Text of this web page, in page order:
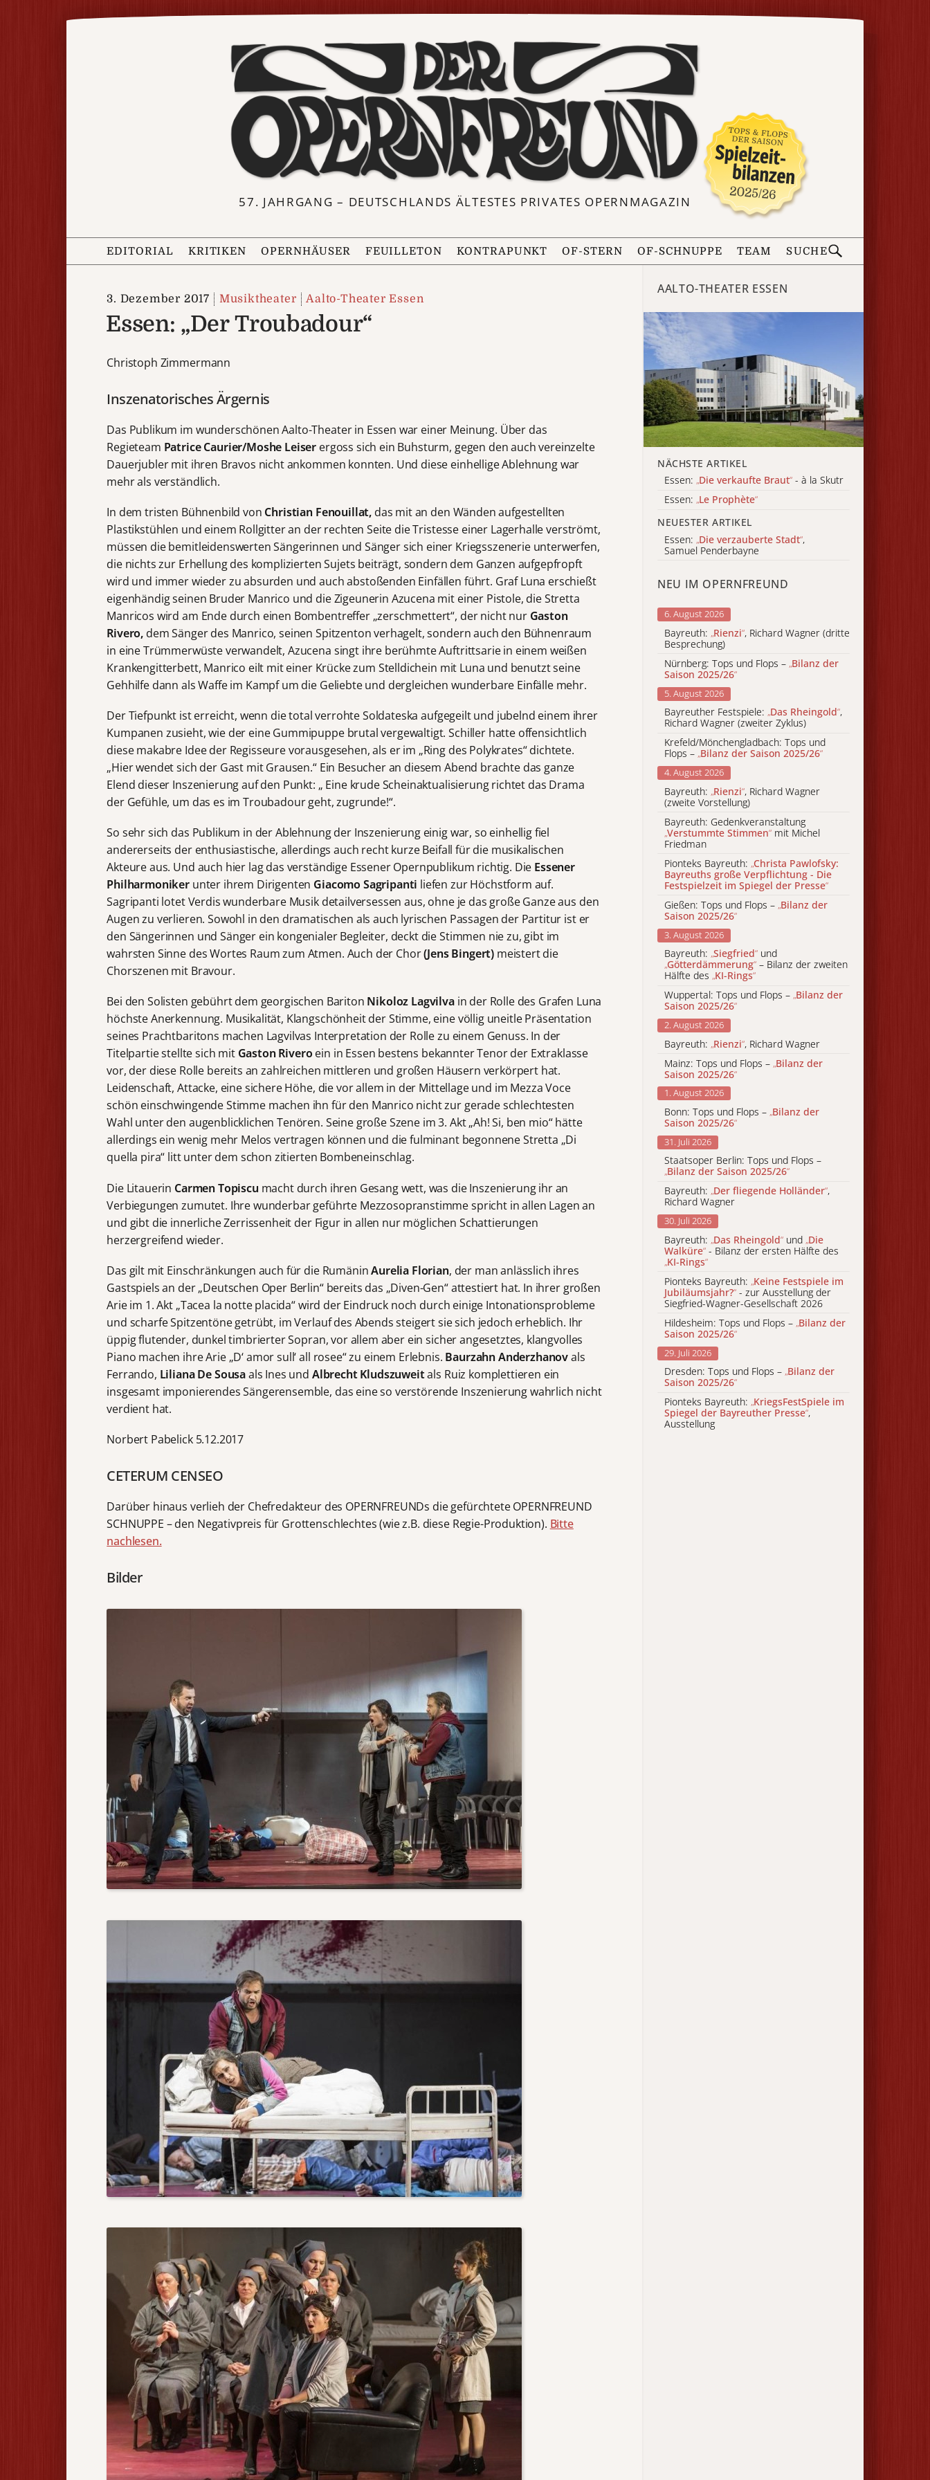
57. JAHRGANG – DEUTSCHLANDS ÄLTESTES PRIVATES OPERNMAGAZIN
EDITORIAL KRITIKEN OPERNHÄUSER FEUILLETON KONTRAPUNKT OF-STERN OF-SCHNUPPE TEAM SUCHE
3. Dezember 2017 Musiktheater Aalto-Theater Essen
Essen: „Der Troubadour“
Christoph Zimmermann
Inszenatorisches Ärgernis
Das Publikum im wunderschönen Aalto-Theater in Essen war einer Meinung. Über das
Regieteam Patrice Caurier/Moshe Leiser ergoss sich ein Buhsturm, gegen den auch vereinzelte
Dauerjubler mit ihren Bravos nicht ankommen konnten. Und diese einhellige Ablehnung war
mehr als verständlich.
In dem tristen Bühnenbild von Christian Fenouillat, das mit an den Wänden aufgestellten
Plastikstühlen und einem Rollgitter an der rechten Seite die Tristesse einer Lagerhalle verströmt,
müssen die bemitleidenswerten Sängerinnen und Sänger sich einer Kriegsszenerie unterwerfen,
die nichts zur Erhellung des komplizierten Sujets beiträgt, sondern dem Ganzen aufgepfropft
wird und immer wieder zu absurden und auch abstoßenden Einfällen führt. Graf Luna erschießt
eigenhändig seinen Bruder Manrico und die Zigeunerin Azucena mit einer Pistole, die Stretta
Manricos wird am Ende durch einen Bombentreffer „zerschmettert“, der nicht nur Gaston
Rivero, dem Sänger des Manrico, seinen Spitzenton verhagelt, sondern auch den Bühnenraum
in eine Trümmerwüste verwandelt, Azucena singt ihre berühmte Auftrittsarie in einem weißen
Krankengitterbett, Manrico eilt mit einer Krücke zum Stelldichein mit Luna und benutzt seine
Gehhilfe dann als Waffe im Kampf um die Geliebte und dergleichen wunderbare Einfälle mehr.
Der Tiefpunkt ist erreicht, wenn die total verrohte Soldateska aufgegeilt und jubelnd einem ihrer
Kumpanen zusieht, wie der eine Gummipuppe brutal vergewaltigt. Schiller hatte offensichtlich
diese makabre Idee der Regisseure vorausgesehen, als er im „Ring des Polykrates“ dichtete.
„Hier wendet sich der Gast mit Grausen.“ Ein Besucher an diesem Abend brachte das ganze
Elend dieser Inszenierung auf den Punkt: „ Eine krude Scheinaktualisierung richtet das Drama
der Gefühle, um das es im Troubadour geht, zugrunde!“.
So sehr sich das Publikum in der Ablehnung der Inszenierung einig war, so einhellig fiel
andererseits der enthusiastische, allerdings auch recht kurze Beifall für die musikalischen
Akteure aus. Und auch hier lag das verständige Essener Opernpublikum richtig. Die Essener
Philharmoniker unter ihrem Dirigenten Giacomo Sagripanti liefen zur Höchstform auf.
Sagripanti lotet Verdis wunderbare Musik detailversessen aus, ohne je das große Ganze aus den
Augen zu verlieren. Sowohl in den dramatischen als auch lyrischen Passagen der Partitur ist er
den Sängerinnen und Sänger ein kongenialer Begleiter, deckt die Stimmen nie zu, gibt im
wahrsten Sinne des Wortes Raum zum Atmen. Auch der Chor(Jens Bingert) meistert die
Chorszenen mit Bravour.
Bei den Solisten gebührt dem georgischen Bariton Nikoloz Lagvilva in der Rolle des Grafen Luna
höchste Anerkennung. Musikalität, Klangschönheit der Stimme, eine völlig uneitle Präsentation
seines Prachtbaritons machen Lagvilvas Interpretation der Rolle zu einem Genuss. In der
Titelpartie stellte sich mit Gaston Rivero ein in Essen bestens bekannter Tenor der Extraklasse
vor, der diese Rolle bereits an zahlreichen mittleren und großen Häusern verkörpert hat.
Leidenschaft, Attacke, eine sichere Höhe, die vor allem in der Mittellage und im Mezza Voce
schön einschwingende Stimme machen ihn für den Manrico nicht zur gerade schlechtesten
Wahl unter den augenblicklichen Tenören. Seine große Szene im 3. Akt „Ah! Si, ben mio“ hätte
allerdings ein wenig mehr Melos vertragen können und die fulminant begonnene Stretta „Di
quella pira“ litt unter dem schon zitierten Bombeneinschlag.
Die Litauerin Carmen Topiscu macht durch ihren Gesang wett, was die Inszenierung ihr an
Verbiegungen zumutet. Ihre wunderbar geführte Mezzosopranstimme spricht in allen Lagen an
und gibt die innerliche Zerrissenheit der Figur in allen nur möglichen Schattierungen
herzergreifend wieder.
Das gilt mit Einschränkungen auch für die RumäninAurelia Florian, der man anlässlich ihres
Gastspiels an der „Deutschen Oper Berlin“ bereits das „Diven-Gen“ attestiert hat. In ihrer großen
Arie im 1. Akt „Tacea la notte placida“ wird der Eindruck noch durch einige Intonationsprobleme
und scharfe Spitzentöne getrübt, im Verlauf des Abends steigert sie sich jedoch erheblich. Ihr
üppig flutender, dunkel timbrierter Sopran, vor allem aber ein sicher angesetztes, klangvolles
Piano machen ihre Arie „D‘ amor sull‘ all rosee“ zu einem Erlebnis. Baurzahn Anderzhanovals
Ferrando, Liliana De Sousaals Ines und Albrecht Kludszuweitals Ruiz komplettieren ein
insgesamt imponierendes Sängerensemble, das eine so verstörende Inszenierung wahrlich nicht
verdient hat.
Norbert Pabelick 5.12.2017
CETERUM CENSEO
Darüber hinaus verlieh der Chefredakteur des OPERNFREUNDs die gefürchtete OPERNFREUND
SCHNUPPE – den Negativpreis für Grottenschlechtes (wie z.B. diese Regie-Produktion). Bitte
nachlesen.
Bilder
AALTO-THEATER ESSEN
NÄCHSTE ARTIKEL
Essen: „Die verkaufte Braut“ - à la Skutr
Essen: „Le Prophète“
NEUESTER ARTIKEL
Essen: „Die verzauberte Stadt“,
Samuel Penderbayne
NEU IM OPERNFREUND
6. August 2026
Bayreuth: „Rienzi“, Richard Wagner (dritte
Besprechung)
Nürnberg: Tops und Flops – „Bilanz der
Saison 2025/26“
5. August 2026
Bayreuther Festspiele: „Das Rheingold“,
Richard Wagner (zweiter Zyklus)
Krefeld/Mönchengladbach: Tops und
Flops – „Bilanz der Saison 2025/26“
4. August 2026
Bayreuth: „Rienzi“, Richard Wagner
(zweite Vorstellung)
Bayreuth: Gedenkveranstaltung
„Verstummte Stimmen“ mit Michel
Friedman
Pionteks Bayreuth: „Christa Pawlofsky:
Bayreuths große Verpflichtung - Die
Festspielzeit im Spiegel der Presse“
Gießen: Tops und Flops – „Bilanz der
Saison 2025/26“
3. August 2026
Bayreuth: „Siegfried“ und
„Götterdämmerung“ – Bilanz der zweiten
Hälfte des „KI-Rings“
Wuppertal: Tops und Flops – „Bilanz der
Saison 2025/26“
2. August 2026
Bayreuth: „Rienzi“, Richard Wagner
Mainz: Tops und Flops – „Bilanz der
Saison 2025/26“
1. August 2026
Bonn: Tops und Flops – „Bilanz der
Saison 2025/26“
31. Juli 2026
Staatsoper Berlin: Tops und Flops –
„Bilanz der Saison 2025/26“
Bayreuth: „Der fliegende Holländer“,
Richard Wagner
30. Juli 2026
Bayreuth: „Das Rheingold“ und „Die
Walküre“ - Bilanz der ersten Hälfte des
„KI-Rings“
Pionteks Bayreuth: „Keine Festspiele im
Jubiläumsjahr?“ - zur Ausstellung der
Siegfried-Wagner-Gesellschaft 2026
Hildesheim: Tops und Flops – „Bilanz der
Saison 2025/26“
29. Juli 2026
Dresden: Tops und Flops – „Bilanz der
Saison 2025/26“
Pionteks Bayreuth: „KriegsFestSpiele im
Spiegel der Bayreuther Presse“,
Ausstellung